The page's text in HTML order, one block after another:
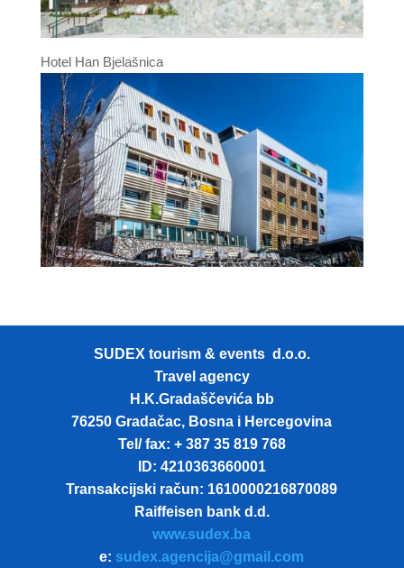
Hotel Han Bjelašnica
SUDEX tourism & events d.o.o.
Travel agency
H.K.Gradaščevića bb
76250 Gradačac, Bosna i Hercegovina
Tel/ fax: + 387 35 819 768
ID: 4210363660001
Transakcijski račun: 1610000216870089
Raiffeisen bank d.d.
www.sudex.ba
e: sudex.agencija@gmail.com